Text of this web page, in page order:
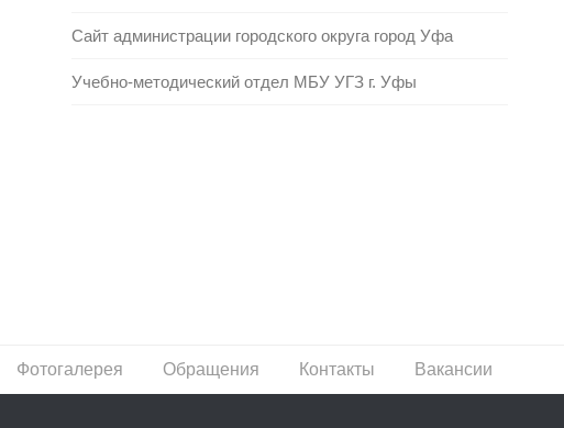
Сайт администрации городского округа город Уфа
Учебно-методический отдел МБУ УГЗ г. Уфы
Фотогалерея Обращения Контакты Вакансии